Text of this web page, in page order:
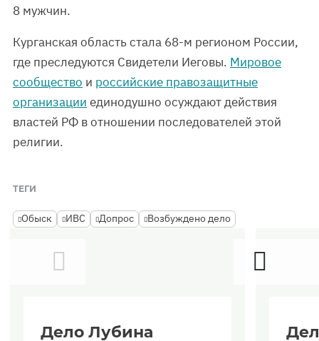
8 мужчин.
Курганская область стала 68-м регионом России,
где преследуются Свидетели Иеговы. Мировое
сообщество и российские правозащитные
организации единодушно осуждают действия
властей РФ в отношении последователей этой
религии.
ТЕГИ
Обыск ИВС Допрос Возбуждено дело
Дело Лубина